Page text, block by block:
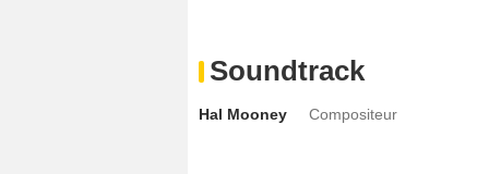
Soundtrack
Hal Mooney Compositeur